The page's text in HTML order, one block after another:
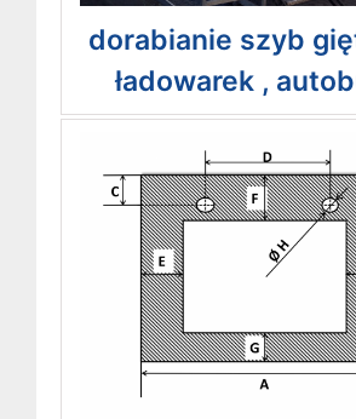
dorabianie szyb
ładowarek ,